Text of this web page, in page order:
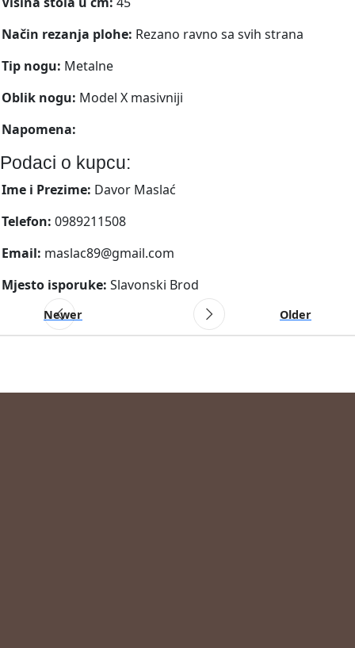
Način rezanja plohe: Rezano ravno sa svih strana
Tip nogu: Metalne
Oblik nogu: Model X masivniji
Napomena:
Podaci o kupcu:
Ime i Prezime: Davor Maslać
Telefon: 0989211508
Email: maslac89@gmail.com
Mjesto isporuke: Slavonski Brod
Newer Older